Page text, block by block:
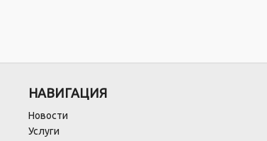
НАВИГАЦИЯ
Новости
Услуги